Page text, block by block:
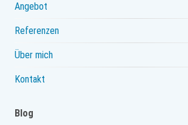
Angebot
Referenzen
Über mich
Kontakt
Blog